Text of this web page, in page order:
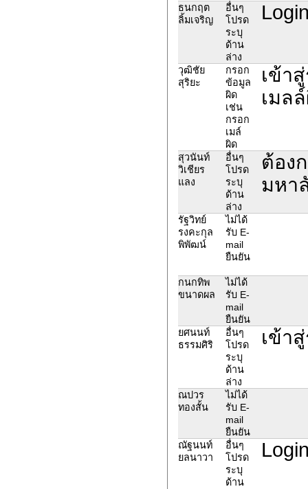
ธนกฤต
ลิ้มเจริญ
อื่นๆ
โปรด
ระบุ
ด้าน
ล่าง
วุฒิชัย
สุริยะ
กรอก
ข้อมูล
ผิด
เช่น
กรอก
เมล์
ผิด
เข้า
เมล
สุวนันท์
วิเชียร
แลง
อื่นๆ
โปรด
ระบุ
ด้าน
ล่าง
ต้อง
มหา
รัฐวิทย์
รงคะกุล
พิพัฒน์
ไม่ได้
รับ E-
mail
ยืนยัน
กนกทิพ
ขนาดผล
ไม่ได้
รับ E-
mail
ยืนยัน
ยศนนท์
ธรรมศิริ
อื่นๆ
โปรด
ระบุ
ด้าน
ล่าง
เข้า
ณปวร
ทองสั้น
ไม่ได้
รับ E-
mail
ยืนยัน
ณัฐนนท์
ยลนาวา
อื่นๆ
โปรด
ระบุ
ด้าน